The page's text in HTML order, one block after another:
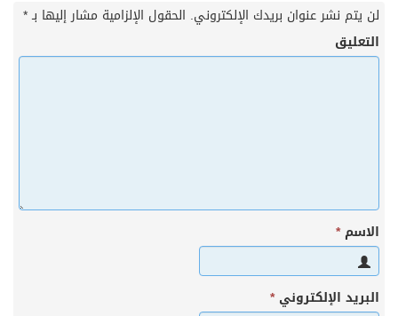
لن يتم نشر عنوان بريدك الإلكتروني. الحقول الإلزامية مشار إليها بـ*
التعليق
الاسم*
البريد الإلكتروني*